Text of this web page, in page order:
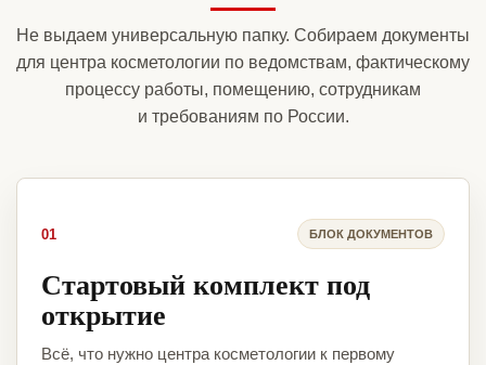
Не выдаем универсальную папку. Собираем документы
для центра косметологии по ведомствам, фактическому
процессу работы, помещению, сотрудникам
и требованиям по России.
01 БЛОК ДОКУМЕНТОВ
Стартовый комплект под
открытие
Всё, что нужно центра косметологии к первому